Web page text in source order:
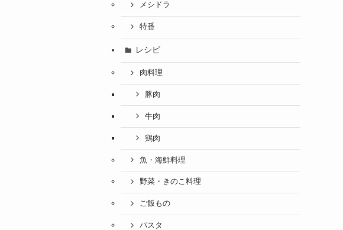
メシドラ
特番
レシピ
肉料理
豚肉
牛肉
鶏肉
魚・海鮮料理
野菜・きのこ料理
ご飯もの
パスタ